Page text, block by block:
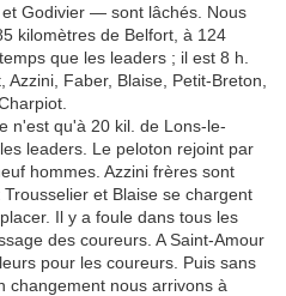
Godivier — sont lâchés. Nous
kilomètres de Belfort, à 124
que les leaders ; il est 8 h.
Faber, Blaise, Petit-Breton,
n'est qu'à 20 kil. de Lons-le-
leaders. Le peloton rejoint par
hommes. Azzini frères sont
et Blaise se chargent
Il y a foule dans tous les
des coureurs. A Saint-Amour
pour les coureurs. Puis sans
changement nous arrivons à